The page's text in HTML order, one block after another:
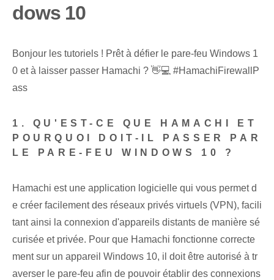
dows 10
Bonjour les tutoriels ! Prêt à défier le pare-feu Windows 1
0 et à laisser passer Hamachi ? 👋💻 #HamachiFirewallP
ass
1. QU'EST-CE QUE HAMACHI ET
POURQUOI DOIT-IL PASSER PAR
LE PARE-FEU WINDOWS 10 ?
Hamachi est une application logicielle qui vous permet d
e créer facilement des réseaux privés virtuels (VPN), facili
tant ainsi la connexion d'appareils distants de manière sé
curisée et privée. Pour que Hamachi fonctionne correcte
ment sur un appareil Windows 10, il doit être autorisé à tr
averser le pare-feu afin de pouvoir établir des connexions